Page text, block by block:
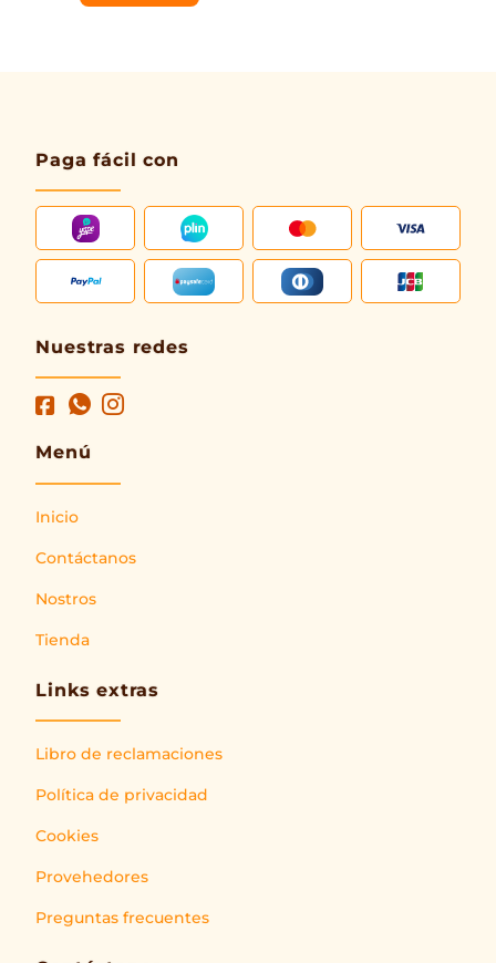
Paga fácil con
Nuestras redes
Menú
Inicio
Contáctanos
Nostros
Tienda
Links extras
Libro de reclamaciones
Política de privacidad
Cookies
Provehedores
Preguntas frecuentes